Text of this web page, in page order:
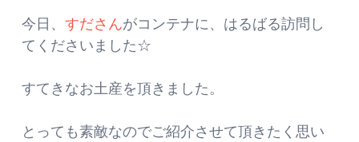
今日、 すださんがコンテナに、はるばる訪問し
てくださいました☆
すてきなお土産を頂きました。
とっても素敵なのでご紹介させて頂きたく思い